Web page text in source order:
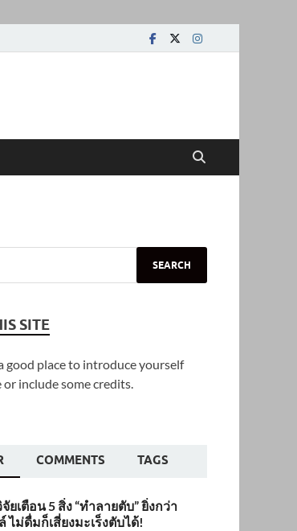
SITE
good place to introduce yourself
include some credits.
COMMENTS TAGS
ยเตือน 5 สิ่ง “ทำลายตับ” ยิ่งกว่า
ไม่ดื่มก็เสี่ยงมะเร็งตับได้!